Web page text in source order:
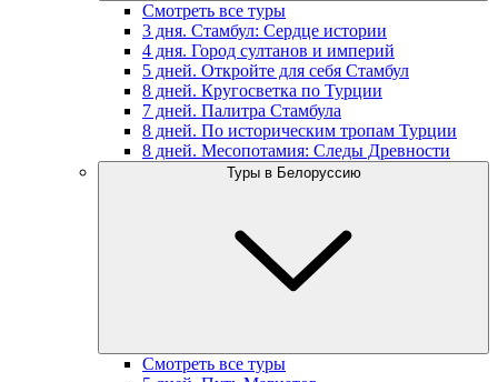
Смотреть все туры
3 дня. Стамбул: Сердце истории
4 дня. Город султанов и империй
5 дней. Откройте для себя Стамбул
8 дней. Кругосветка по Турции
7 дней. Палитра Стамбула
8 дней. По историческим тропам Турции
8 дней. Месопотамия: Следы Древности
Туры в Белоруссию
Смотреть все туры